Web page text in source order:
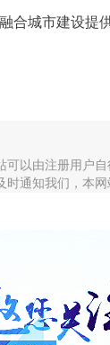
合城市建设提
以由注册用户
通知我们，本网